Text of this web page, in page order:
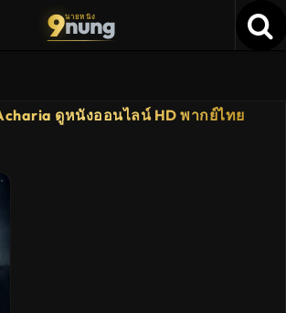
9นายหนัง
nung
ดูหนังออนไลน์ HD พากย์ไทย